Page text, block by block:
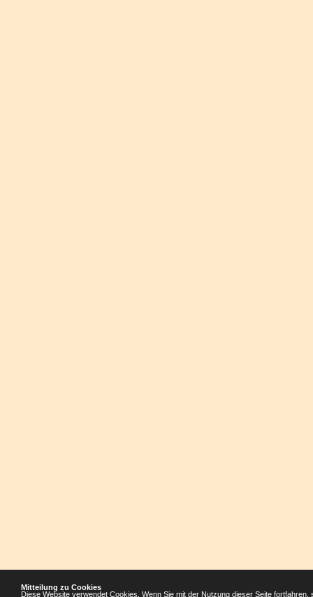
Mitteilung zu Cookies
Diese Website verwendet Cookies. Wenn Sie mit der Nutzung dieser Seite